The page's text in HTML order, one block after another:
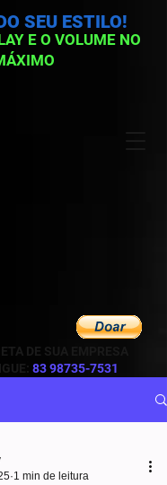
DE SUA EMPRESA
83 98735-7531
E O VOLUME NO
SEU ESTILO!
1 min de leitura